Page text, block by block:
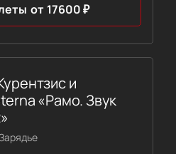
от 17600₽
и
«Рамо. Звук